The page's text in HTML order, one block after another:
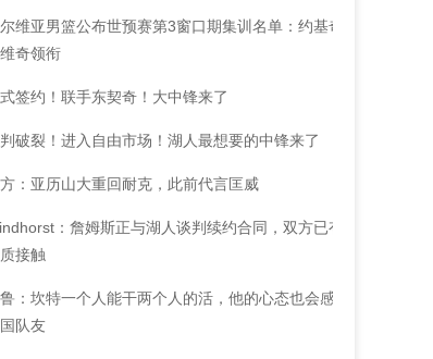
维亚男篮公布世预赛第3窗口期集训名单：约基奇&
奇领衔
签约！联手东契奇！大中锋来了
破裂！进入自由市场！湖人最想要的中锋来了
：亚历山大重回耐克，此前代言匡威
：詹姆斯正与湖人谈判续约合同，双方已有
接触
：坎特一个人能干两个人的活，他的心态也会感染
队友